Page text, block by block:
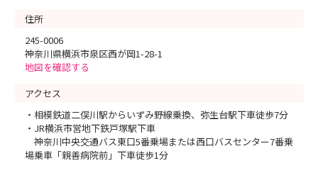
住所
245-0006
神奈川県横浜市泉区西が岡1-28-1
地図を確認する
アクセス
・相模鉄道二俣川駅からいずみ野線乗換、弥生台駅下車徒歩7分
・JR横浜市営地下鉄戸塚駅下車
神奈川中央交通バス東口5番乗場または西口バスセンター7番乗
場乗車「親善病院前」下車徒歩1分